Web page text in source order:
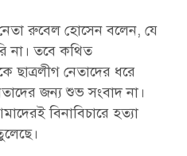
রুবেল হোসেন বলেন, যে
না। তবে কথিত
ছাত্রলীগ নেতাদের ধরে
জন্য শুভ সংবাদ না।
বিনাবিচারে হত্যা